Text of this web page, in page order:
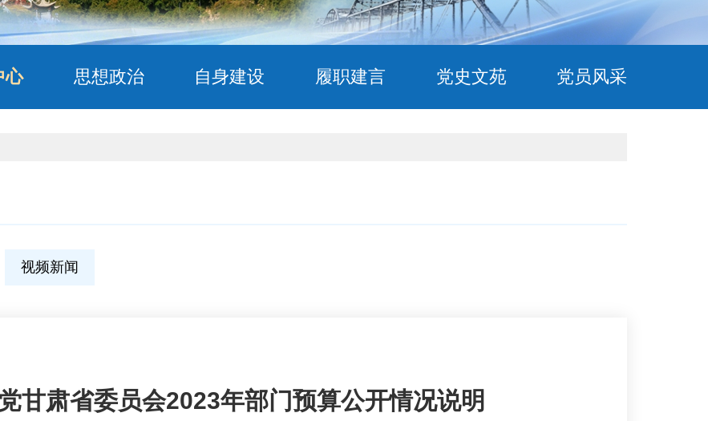
心 思想政治 自身建设 履职建言 党史文苑 党员风采
视频新闻
甘肃省委员会2023年部门预算公开情况说明